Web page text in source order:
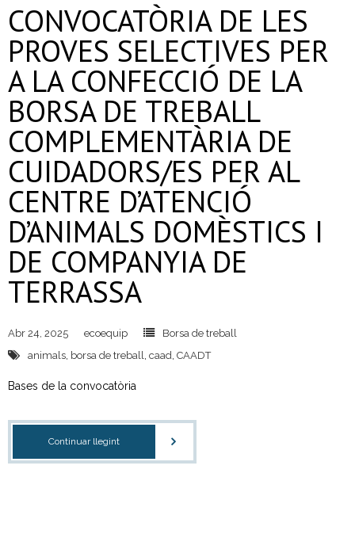
CONVOCATÒRIA DE LES
PROVES SELECTIVES PER
A LA CONFECCIÓ DE LA
BORSA DE TREBALL
COMPLEMENTÀRIA DE
CUIDADORS/ES PER AL
CENTRE D’ATENCIÓ
D’ANIMALS DOMÈSTICS I
DE COMPANYIA DE
TERRASSA
Abr 24, 2025 ecoequip
Borsa de treball
animals, borsa de treball, caad, CAADT
Bases de la convocatòria
Continuar llegint